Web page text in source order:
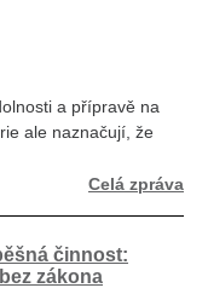
a přípravě na
ale naznačují, že
Celá zpráva
činnost:
zákona